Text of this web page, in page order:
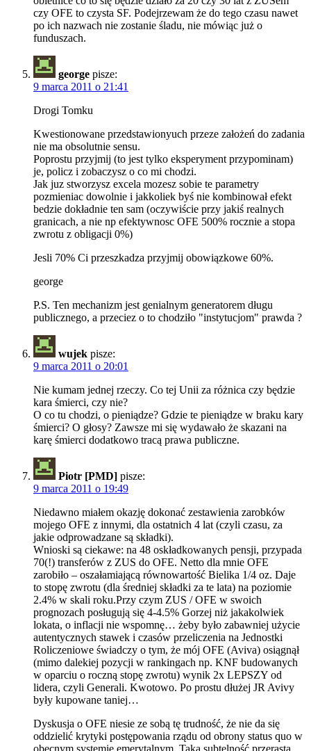
czy OFE to czysta SF. Podejrzewam że do tego czasu nawet
po ich nazwach nie zostanie śladu, nie mówiąc już o
funduszach.
george pisze:
9 marca 2011 o 21:41
Drogi Tomku
Kwestionowane przedstawionyuch przeze założeń do zadania
nie ma obsolutnie sensu.
Poprostu przyjmij (to jest tylko eksperyment przypominam)
je, policz i zobaczysz o co mi chodzi.
Jak juz stworzysz excela mozesz sobie te parametry
pozmieniac dowolnie i jakkoliek byś nie kombinował efekt
bedzie dokładnie ten sam (oczywiście przy jakiś realnych
granicach, a nie np efektywnosc OFE 500% rocznie a stopa
zwrotu z obligacji 0%)
Jesli 70% Ci przeszkadza przyjmij obowiązkowe 60%.
george
P.S. Ten mechanizm jest genialnym generatorem długu
publicznego, a przeciez o to chodziło "instytucjom" prawda ?
wujek pisze:
9 marca 2011 o 20:01
Nie kumam jednej rzeczy. Co tej Unii za różnica czy będzie
kara śmierci, czy nie?
O co tu chodzi, o pieniądze? Gdzie te pieniądze w braku kary
śmierci? O głosy? Zawsze mi się wydawało że skazani na
karę śmierci dodatkowo tracą prawa publiczne.
Piotr [PMD] pisze:
9 marca 2011 o 19:49
Niedawno miałem okazję dokonać zestawienia zarobków
mojego OFE z innymi, dla ostatnich 4 lat (czyli czasu, za
jakie odprowadzane są składki).
Wnioski są ciekawe: na 48 oskładkowanych pensji, przypada
70(!) transferów z ZUS do OFE. Netto dla mnie OFE
zarobiło – oszałamiającą równowartość Bielika 1/4 oz. Daje
to stopę zwrotu (dla średniej składki za te lata) na poziomie
2.4% w skali roku.Przy czym ZUS / OFE w swoich
prognozach posługują się 4-4.5% Gorzej niż jakakolwiek
lokata, o inflacji nie wspomnę… żeby było zabawniej użycie
autentycznych stawek i czasów przeliczenia na Jednostki
Roliczeniowe świadczy o tym, że mój OFE (Aviva) osiągnął
(mimo dalekiej pozycji w rankingach np. KNF budowanych
w oparciu o roczną stopę zwrotu) wynik 2x LEPSZY od
lidera, czyli Generali. Kwotowo. Po prostu dłużej JR Avivy
były kupowane taniej…
Dyskusja o OFE niesie ze sobą tę trudność, że nie da się
oddzielić krytyki postępowania rządu od obrony status quo w